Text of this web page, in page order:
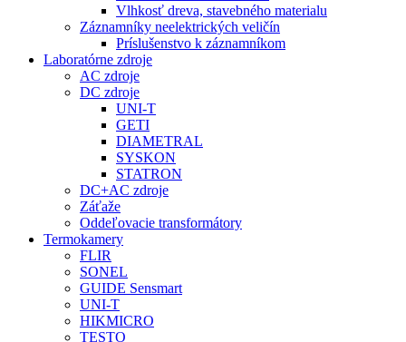
Vlhkosť dreva, stavebného materialu
Záznamníky neelektrických veličín
Príslušenstvo k záznamníkom
Laboratórne zdroje
AC zdroje
DC zdroje
UNI-T
GETI
DIAMETRAL
SYSKON
STATRON
DC+AC zdroje
Záťaže
Oddeľovacie transformátory
Termokamery
FLIR
SONEL
GUIDE Sensmart
UNI-T
HIKMICRO
TESTO